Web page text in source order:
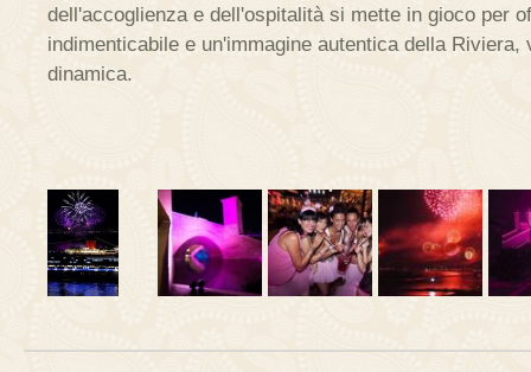
dell'accoglienza e dell'ospitalità si mette in gioco per
indimenticabile e un'immagine autentica della Riviera,
dinamica.